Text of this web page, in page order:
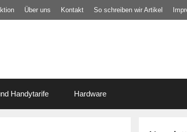
Über uns Kontakt So schreiben wir Artikel
Handytarife Hardware